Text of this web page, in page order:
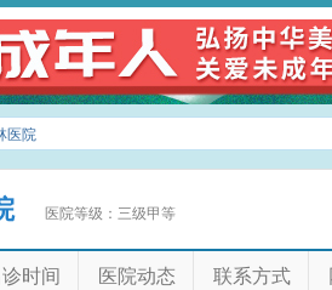
医院
医院等级：三级甲等
时间 医院动态 联系方式